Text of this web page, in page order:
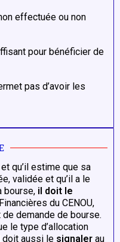
effectuée ou non
pour bénéficier de
pas d’avoir les
et qu’il estime que sa
validée et qu’il a le
bourse, il doit le
du CENOU,
demande de bourse.
le type d’allocation
doit aussi le signaler au